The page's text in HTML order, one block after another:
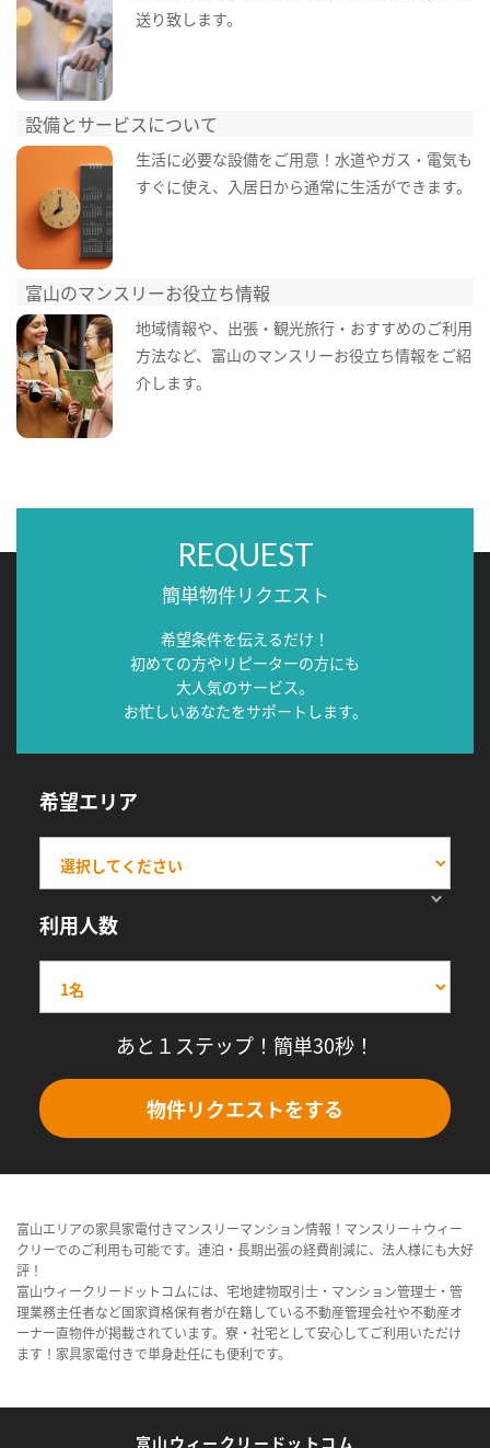
送り致します。
設備とサービスについて
生活に必要な設備をご用意！水道やガス・電気も
すぐに使え、入居日から通常に生活ができます。
富山のマンスリーお役立ち情報
地域情報や、出張・観光旅行・おすすめのご利用
方法など、富山のマンスリーお役立ち情報をご紹
介します。
REQUEST
簡単物件リクエスト
希望条件を伝えるだけ！
初めての方やリピーターの方にも
大人気のサービス。
お忙しいあなたをサポートします。
希望エリア
利用人数
あと１ステップ！簡単30秒！
物件リクエストをする
富山エリアの家具家電付きマンスリーマンション情報！マンスリー＋ウィー
クリーでのご利用も可能です。連泊・長期出張の経費削減に、法人様にも大好
評！
富山ウィークリードットコムには、宅地建物取引士・マンション管理士・管
理業務主任者など国家資格保有者が在籍している不動産管理会社や不動産オ
ーナー直物件が掲載されています。寮・社宅として安心してご利用いただけ
ます！家具家電付きで単身赴任にも便利です。
富山ウィークリードットコム